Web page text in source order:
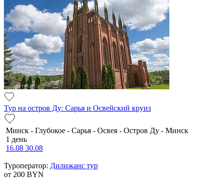
Тур на остров Ду: Сарья и Освейский круиз
Минск - Глубокое - Сарья - Освея - Остров Ду - Минск
1 день
16.08 30.08
Туроператор: Дилижанс тур
от 200 BYN